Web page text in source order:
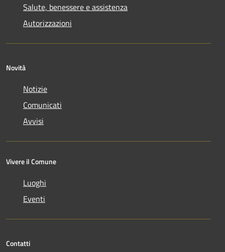
Salute, benessere e assistenza
Autorizzazioni
Novità
Notizie
Comunicati
Avvisi
Vivere il Comune
Luoghi
Eventi
Contatti